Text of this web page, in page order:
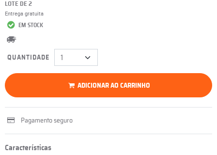
LOTE DE 2
Entrega gratuita
EM STOCK
QUANTIDADE
ADICIONAR AO CARRINHO
Pagamento seguro
Características